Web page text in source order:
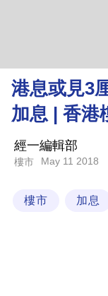
理
財
商
科
港息或見3
加息 | 香港
經一編輯部
樓市 May 11 2018
樓市 加息